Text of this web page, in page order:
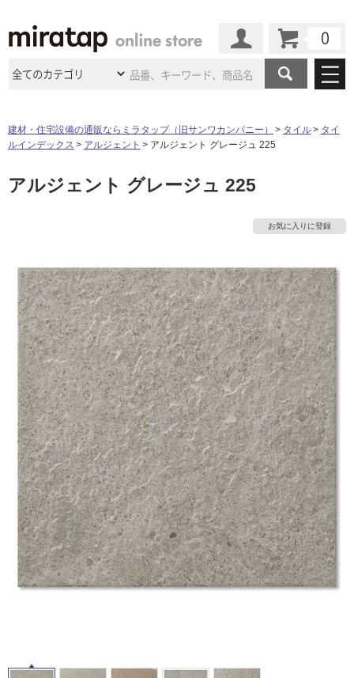
商品カテゴリ
キッチン
トイレ
ウッドデッキ フローリング・床材
収納 インテリア・家具
照明 ペット用品
内装用建材 パネル・壁材
ロートアイアン 天然石・石材
メンテナンス・施工材 新商品
施工事例
施工事例 法人案件納入事例
インタビュー
店舗・施設事例
ショールーム
ショールーム
大阪ショールーム 仙台ショールーム
名古屋ショールーム 京都ショールーム
福岡ショールーム 札幌スマートショールー
ム
横浜スマートショールー
ム
ウェルビーみのおHDC
BOX
ご利用ガイド 初めての方へ
よくある質問 お問い合わせ
修理お問い合わせ クレーム公開
説明書・図面検索 水まわり3年保証
お役立ち情報 住まいのスタイリング
アイデア
ミラタップチャンネル
オンライン相談
その他サービス
ミラタップと創る家
ASOLIE
工事会社紹介Coziコンシ
ェルジュ
自分らしい家づくり
SUVACO
最高のリノベ会社がみつ
かるリノベりす
建材・住宅設備の通販ならミラタップ（旧サンワカンパニー） タイル
タイ
ルインデックス
アルジェント アルジェント グレージュ 225
アルジェント グレージュ 225
お気に入りに登録
タ
イ
ル
屋
内
床・
屋
外
床・
浴
車